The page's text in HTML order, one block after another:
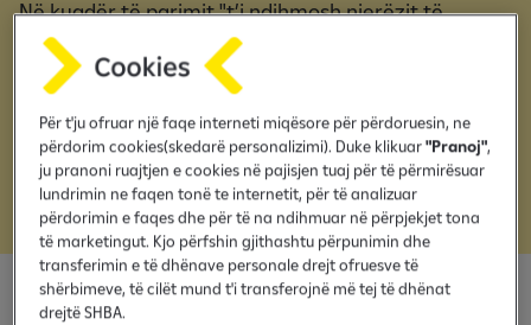
Në kuadër të parimit "t’i ndihmosh njerëzit të
ndihmojnë veten", RBI, shpesh në bashkëpunim me
OJQ të ndryshme, ofron mbështetje në formë
sponsorizimesh në fusha si sporti, arti dhe kultura,
inovacioni (arsim, shkencë dhe kërkim), si dhe për
nisma bamirëse dhe aktivitete mjedisore, përveç
donacioneve.
Për t'ju ofruar një faqe interneti miqësore për përdoruesin, ne
përdorim cookies(skedarë personalizimi). Duke klikuar"Pranoj",
ju pranoni ruajtjen e cookies në pajisjen tuaj për të përmirësuar
lundrimin ne faqen tonë te internetit, për të analizuar
përdorimin e faqes dhe për të na ndihmuar në përpjekjet tona
të marketingut. Kjo përfshin gjithashtu përpunimin dhe
transferimin e të dhënave personale drejt ofruesve të
shërbimeve, të cilët mund t'i transferojnë më tej të dhënat
drejtë SHBA.